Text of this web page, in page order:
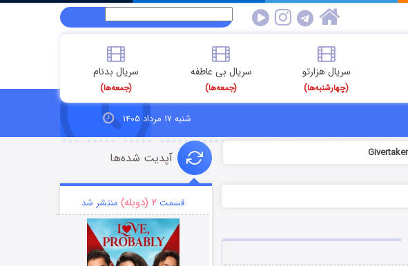
سریال هزارتو
(چهارشنبه‌ها)
سریال بی عاطفه
(جمعه‌ها)
سریال بدنام
(جمعه‌ها)
شنبه ۱۷ مرداد ۱۴۰۵
آپدیت شده‌ها
قسمت ۲ (دوبله) منتشر شد